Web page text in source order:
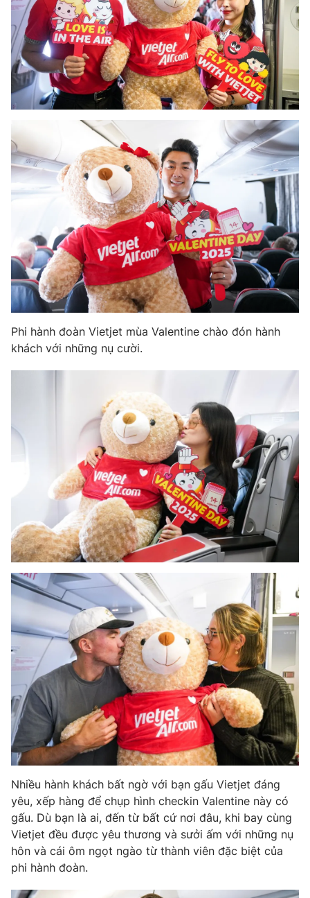
Phi hành đoàn Vietjet mùa Valentine chào đón hành
khách với những nụ cười.
Nhiều hành khách bất ngờ với bạn gấu Vietjet đáng
yêu, xếp hàng để chụp hình checkin Valentine này có
gấu. Dù bạn là ai, đến từ bất cứ nơi đâu, khi bay cùng
Vietjet đều được yêu thương và sưởi ấm với những nụ
hôn và cái ôm ngọt ngào từ thành viên đặc biệt của
phi hành đoàn.